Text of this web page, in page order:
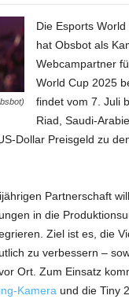
Die Esports
hat Obsbot als
Webcampartner
World Cup 2025
findet vom 7. Juli
Riad, Saudi-
Dollar Preisgeld zu
Partnerschaft will
in die
Ziel ist es, die
zu verbessern –
Ort. Zum Einsatz
Kamera und die Tiny